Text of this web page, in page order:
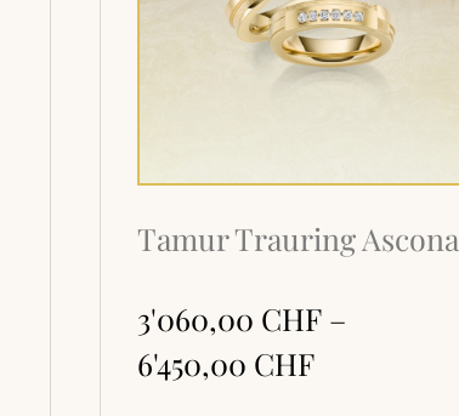
Tamur Trauring Ascona
3'060,00 CHF –
6'450,00 CHF